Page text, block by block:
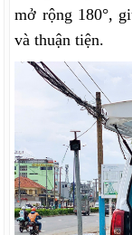
mở rộng 180°,
và thuận tiện.